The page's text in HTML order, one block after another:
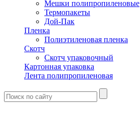
Мешки полипропиленовые
Термопакеты
Дой-Пак
Пленка
Полиэтиленовая пленка
Скотч
Скотч упаковочный
Картонная упаковка
Лента полипропиленовая